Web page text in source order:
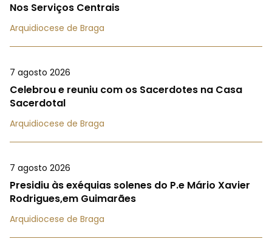
Nos Serviços Centrais
Arquidiocese de Braga
7 agosto 2026
Celebrou e reuniu com os Sacerdotes na Casa
Sacerdotal
Arquidiocese de Braga
7 agosto 2026
Presidiu às exéquias solenes do P.e Mário Xavier
Rodrigues,em Guimarães
Arquidiocese de Braga